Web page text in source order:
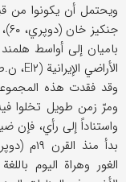
ويحتمل أن يكونوا من
باميان إلى أواسط
الأراضي الإيرانية (EI۲، ن.ص).
وقد فقدت هذه
ومرّ زمن طويل تخلوا
واستناداً إلى رأي، فإن
الغور وهراة اليوم